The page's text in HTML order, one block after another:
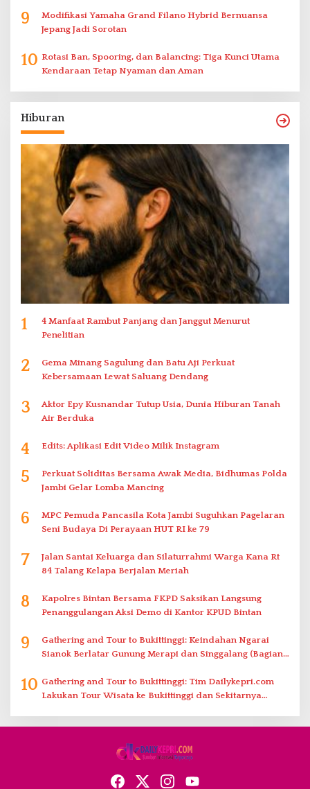
9
Modifikasi Yamaha Grand Filano Hybrid Bernuansa
Jepang Jadi Sorotan
10 Rotasi Ban, Spooring, dan Balancing: Tiga Kunci Utama
Kendaraan Tetap Nyaman dan Aman
Hiburan
1
4 Manfaat Rambut Panjang dan Janggut Menurut
Penelitian
2
Gema Minang Sagulung dan Batu Aji Perkuat
Kebersamaan Lewat Saluang Dendang
3
Aktor Epy Kusnandar Tutup Usia, Dunia Hiburan Tanah
Air Berduka
4 Edits: Aplikasi Edit Video Milik Instagram
5
Perkuat Soliditas Bersama Awak Media, Bidhumas Polda
Jambi Gelar Lomba Mancing
6
MPC Pemuda Pancasila Kota Jambi Suguhkan Pagelaran
Seni Budaya Di Perayaan HUT RI ke 79
7
Jalan Santai Keluarga dan Silaturrahmi Warga Kana Rt
84 Talang Kelapa Berjalan Meriah
8
Kapolres Bintan Bersama FKPD Saksikan Langsung
Penanggulangan Aksi Demo di Kantor KPUD Bintan
9
Gathering and Tour to Bukittinggi: Keindahan Ngarai
Sianok Berlatar Gunung Merapi dan Singgalang (Bagian
10 Gathering and Tour to Bukittinggi: Tim Dailykepri.com
Lakukan Tour Wisata ke Bukittinggi dan Sekitarnya